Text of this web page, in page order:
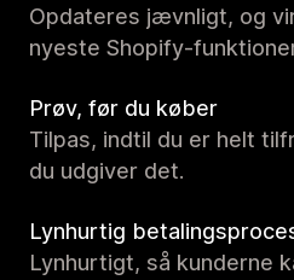
Opdateres jævnligt, og
nyeste Shopify-
Prøv, før du køber
Tilpas, indtil du er helt
du udgiver det.
Lynhurtig
Lynhurtigt, så kunderne